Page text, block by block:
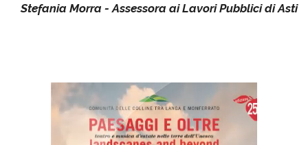
Stefania Morra - Assessora ai Lavori Pubblici di Asti